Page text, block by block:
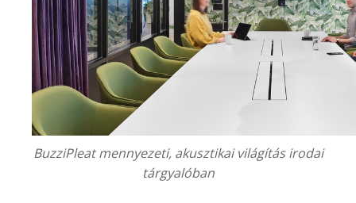
BuzziPleat mennyezeti, akusztikai világítás irodai
tárgyalóban